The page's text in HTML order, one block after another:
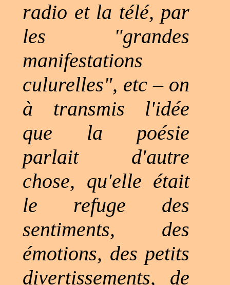
radio et la télé, par
les "grandes
manifestations
culurelles", etc – on
à transmis l'idée
que la poésie
parlait d'autre
chose, qu'elle était
le refuge des
sentiments, des
émotions, des petits
divertissements, de